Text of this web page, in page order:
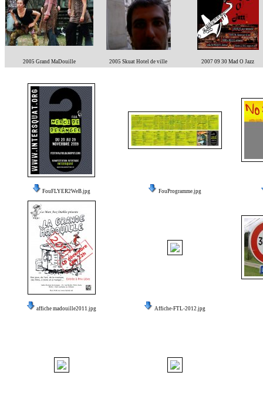
2005 Grand MaDouille 2005 Skuat Hotel de ville 2007 09 30 Mad O Jazz
FouFLYER2WeB.jpg FouProgramme.jpg
affiche madouille2011.jpg Affiche-FTL-2012.jpg